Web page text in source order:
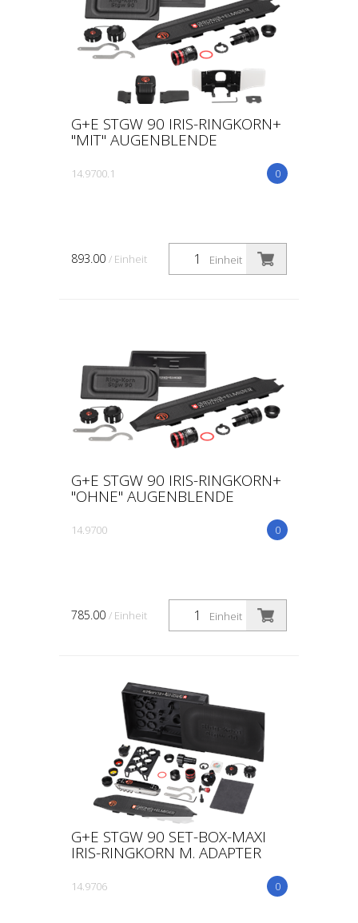
G+E STGW 90 IRIS-RINGKORN+
"MIT" AUGENBLENDE
0
14.9700.1
Einheit
893.00 / Einheit
G+E STGW 90 IRIS-RINGKORN+
"OHNE" AUGENBLENDE
0
14.9700
Einheit
785.00 / Einheit
G+E STGW 90 SET-BOX-MAXI
IRIS-RINGKORN M. ADAPTER
0
14.9706